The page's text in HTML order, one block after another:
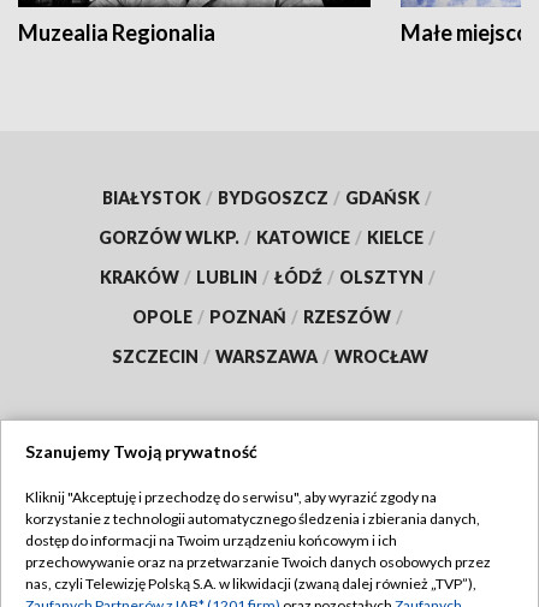
Muzealia Regionalia Małe
BIAŁYSTOK / BYDGOSZCZ / GDAŃSK /
GORZÓW WLKP. / KATOWICE / KIELCE /
KRAKÓW / LUBLIN / ŁÓDŹ / OLSZTYN /
OPOLE / POZNAŃ / RZESZÓW /
SZCZECIN / WARSZAWA / WROCŁAW
TVP
Abonament TVP
Emisja w TVP
Regulamin TVP
Szanujemy Twoją prywatność
Kliknij "Akceptuję i przechodzę do serwisu", aby wyrazić zgody na
korzystanie z technologii automatycznego śledzenia i zbierania danych,
dostęp do informacji na Twoim urządzeniu końcowym i ich
przechowywanie oraz na przetwarzanie Twoich danych osobowych przez
nas, czyli Telewizję Polską S.A. w likwidacji (zwaną dalej również „TVP”),